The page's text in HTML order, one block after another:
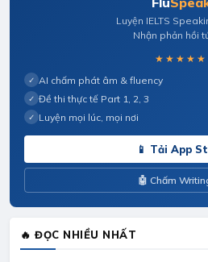
Luyện IELTS
Nhận phản hồi
★★★★★
✓ AI chấm phát âm & fluency
✓ Đề thi thực tế Part 1, 2, 3
✓ Luyện mọi lúc, mọi nơi
📱 Tải App
🤖 Chấm
🔥 ĐỌC NHIỀU NHẤT